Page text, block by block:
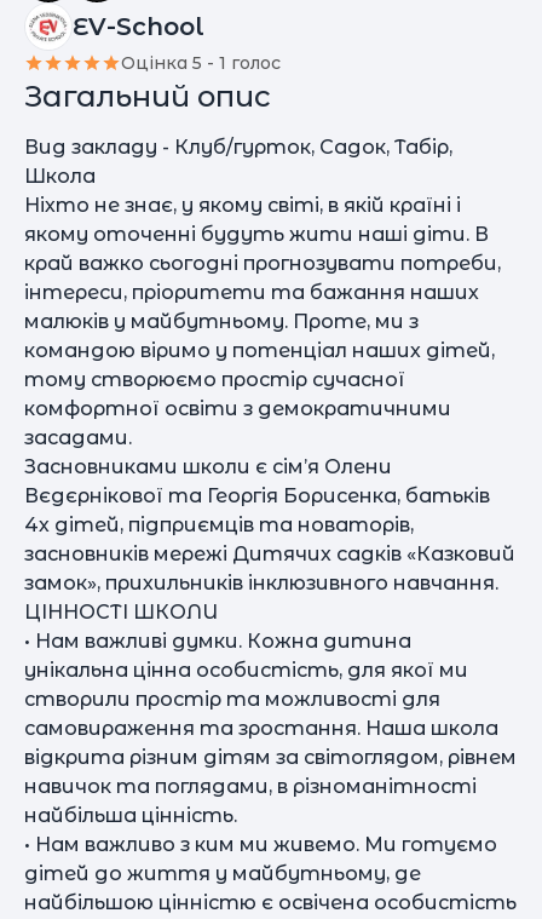
EV-School
Оцінка 5 - 1 голос
Загальний опис
Вид закладу - Клуб/гурток, Садок, Табір,
Школа
Ніхто не знає, у якому світі, в якій країні і
якому оточенні будуть жити наші діти. В
край важко сьогодні прогнозувати потреби,
інтереси, пріоритети та бажання наших
малюків у майбутньому. Проте, ми з
командою віримо у потенціал наших дітей,
тому створюємо простір сучасної
комфортної освіти з демократичними
засадами.
Засновниками школи є сім’я Олени
Вєдєрнікової та Георгія Борисенка, батьків
4х дітей, підприємців та новаторів,
засновників мережі Дитячих садків «Казковий
замок», прихильників інклюзивного навчання.
ЦІННОСТІ ШКОЛИ
• Нам важливі думки. Кожна дитина
унікальна цінна особистість, для якої ми
створили простір та можливості для
самовираження та зростання. Наша школа
відкрита різним дітям за світоглядом, рівнем
навичок та поглядами, в різноманітності
найбільша цінність.
• Нам важливо з ким ми живемо. Ми готуємо
дітей до життя у майбутньому, де
найбільшою цінністю є освічена особистість